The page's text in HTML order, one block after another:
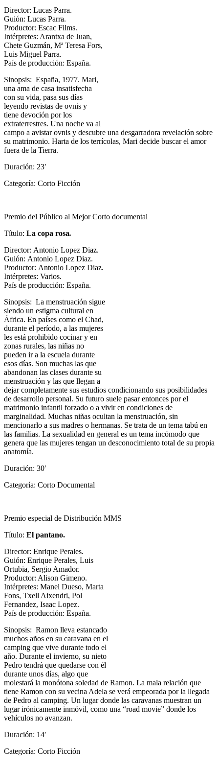
Director: Lucas Parra.
Guión: Lucas Parra.
Productor: Escac Films.
Intérpretes: Arantxa de Juan,
Chete Guzmán, Mª Teresa Fors,
Luis Miguel Parra.
País de producción: España.
Sinopsis: España, 1977. Mari,
una ama de casa insatisfecha
con su vida, pasa sus días
leyendo revistas de ovnis y
tiene devoción por los
extraterrestres. Una noche va al
campo a avistar ovnis y descubre una desgarradora revelación sobre
su matrimonio. Harta de los terrícolas, Mari decide buscar el amor
fuera de la Tierra.
Duración: 23′
Categoría: Corto Ficción
Premio del Público al Mejor Corto documental
Título: La copa rosa.
Director: Antonio Lopez Diaz.
Guión: Antonio Lopez Diaz.
Productor: Antonio Lopez Diaz.
Intérpretes: Varios.
País de producción: España.
Sinopsis: La menstruación sigue
siendo un estigma cultural en
África. En países como el Chad,
durante el período, a las mujeres
les está prohibido cocinar y en
zonas rurales, las niñas no
pueden ir a la escuela durante
esos días. Son muchas las que
abandonan las clases durante su
menstruación y las que llegan a
dejar completamente sus estudios condicionando sus posibilidades
de desarrollo personal. Su futuro suele pasar entonces por el
matrimonio infantil forzado o a vivir en condiciones de
marginalidad. Muchas niñas ocultan la menstruación, sin
mencionarlo a sus madres o hermanas. Se trata de un tema tabú en
las familias. La sexualidad en general es un tema incómodo que
genera que las mujeres tengan un desconocimiento total de su propia
anatomía.
Duración: 30′
Categoría: Corto Documental
Premio especial de Distribución MMS
Título: El pantano.
Director: Enrique Perales.
Guión: Enrique Perales, Luis
Ortubia, Sergio Amador.
Productor: Alison Gimeno.
Intérpretes: Manel Dueso, Marta
Fons, Txell Aixendri, Pol
Fernandez, Isaac Lopez.
País de producción: España.
Sinopsis: Ramon lleva estancado
muchos años en su caravana en el
camping que vive durante todo el
año. Durante el invierno, su nieto
Pedro tendrá que quedarse con él
durante unos días, algo que
molestará la monótona soledad de Ramon. La mala relación que
tiene Ramon con su vecina Adela se verá empeorada por la llegada
de Pedro al camping. Un lugar donde las caravanas muestran un
lugar irónicamente inmóvil, como una “road movie” donde los
vehículos no avanzan.
Duración: 14′
Categoría: Corto Ficción